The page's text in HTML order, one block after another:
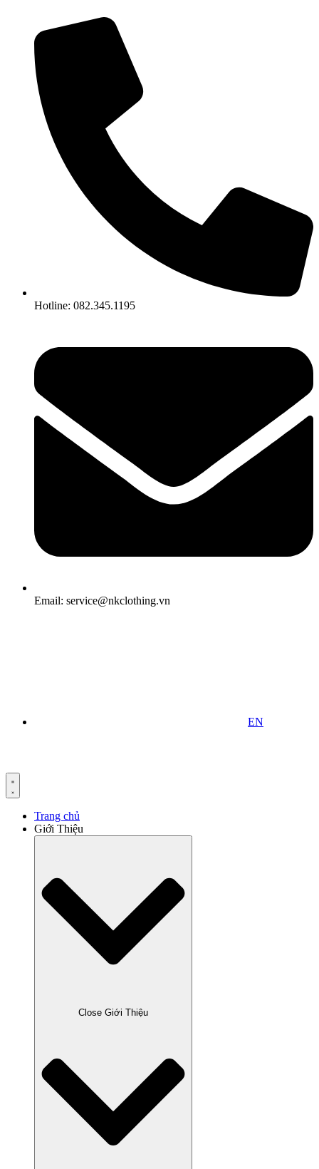
Hotline: 082.345.1195
Email: service@nkclothing.vn
EN
Trang chủ
Giới Thiệu
Close Giới Thiệu